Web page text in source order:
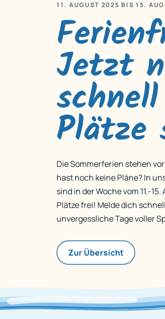
11. AUGUST 2025 BIS 15.
Jetzt
Plätze
Die Sommerferien stehen
hast noch keine Pläne? In
sind in der Woche vom 11.-
Plätze frei! Melde dich
unvergessliche Tage voller
Zur Übersicht